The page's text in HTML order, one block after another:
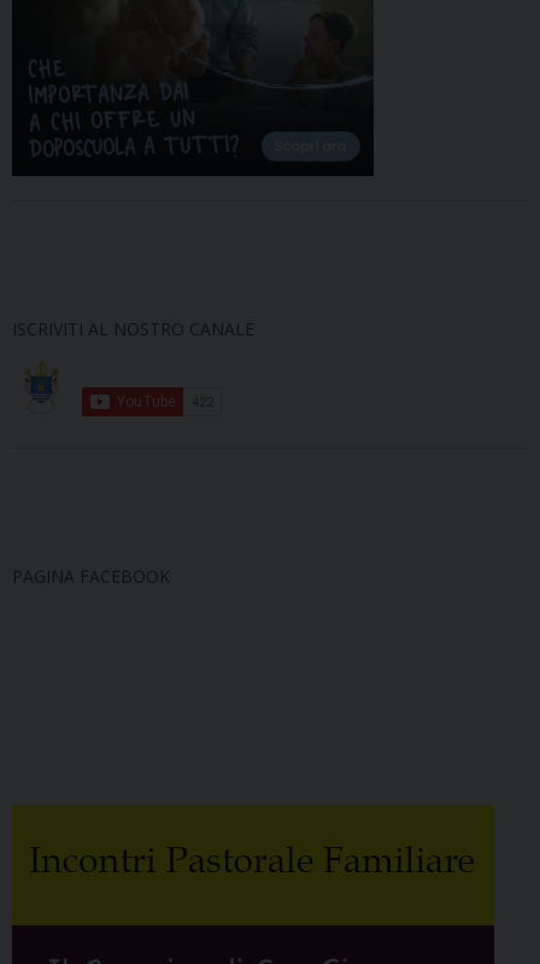
ISCRIVITI AL NOSTRO CANALE
PAGINA FACEBOOK